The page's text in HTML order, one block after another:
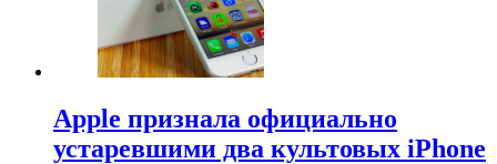
Apple признала официально
устаревшими два культовых iPhone